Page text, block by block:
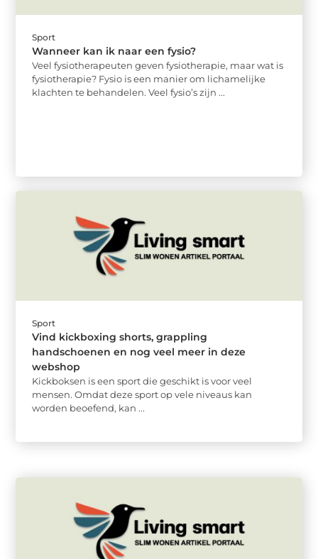
Sport
Wanneer kan ik naar een fysio?
Veel fysiotherapeuten geven fysiotherapie, maar wat is
fysiotherapie? Fysio is een manier om lichamelijke
klachten te behandelen. Veel fysio’s zijn ...
Sport
Vind kickboxing shorts, grappling
handschoenen en nog veel meer in deze
webshop
Kickboksen is een sport die geschikt is voor veel
mensen. Omdat deze sport op vele niveaus kan
worden beoefend, kan ...